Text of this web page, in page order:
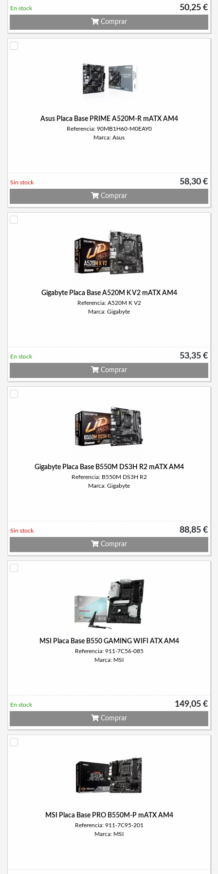
50,25 €
En stock
Comprar
Asus Placa Base PRIME A520M-R mATX AM4
Referencia: 90MB1H60-M0EAY0
Marca: Asus
58,30 €
Sin stock
Comprar
Gigabyte Placa Base A520M K V2 mATX AM4
Referencia: A520M K V2
Marca: Gigabyte
53,35 €
En stock
Comprar
Gigabyte Placa Base B550M DS3H R2 mATX AM4
Referencia: B550M DS3H R2
Marca: Gigabyte
88,85 €
Sin stock
Comprar
MSI Placa Base B550 GAMING WIFI ATX AM4
Referencia: 911-7C56-085
Marca: MSI
149,05 €
En stock
Comprar
MSI Placa Base PRO B550M-P mATX AM4
Referencia: 911-7C95-201
Marca: MSI